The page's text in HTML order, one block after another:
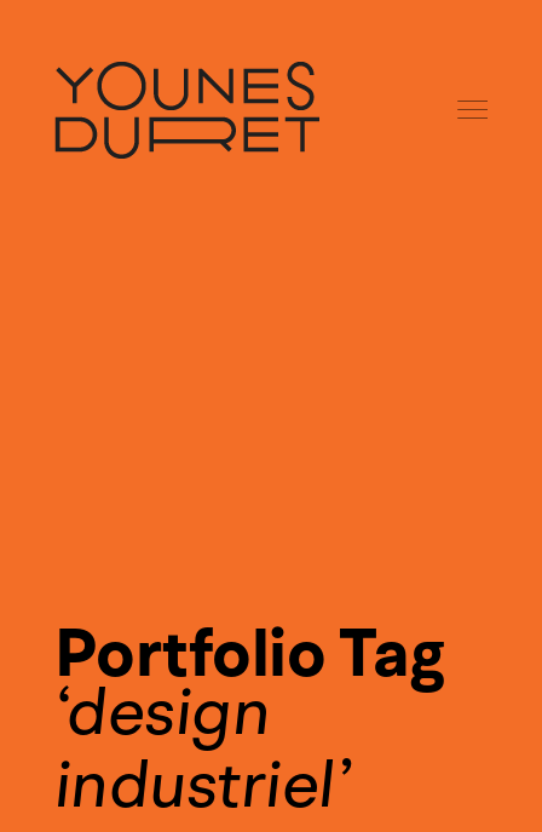
Portfolio Tag
design
industriel